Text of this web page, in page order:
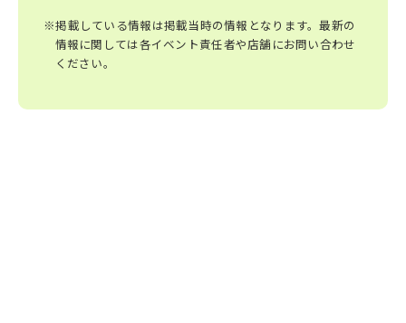
※掲載している情報は掲載当時の情報となります。最新の
情報に関しては各イベント責任者や店舗にお問い合わせ
ください。